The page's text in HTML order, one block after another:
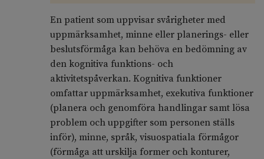
En patient som uppvisar svårigheter med
uppmärksamhet, minne eller planerings- eller
beslutsförmåga kan behöva en bedömning av
den kognitiva funktions- och
aktivitetspåverkan. Kognitiva funktioner
omfattar uppmärksamhet, exekutiva funktioner
(planera och genomföra handlingar samt lösa
problem och uppgifter som personen ställs
inför), minne, språk, visuospatiala förmågor
(förmåga att urskilja former och konturer,